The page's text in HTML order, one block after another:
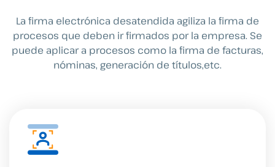
La firma electrónica desatendida agiliza la firma de
procesos que deben ir firmados por la empresa. Se
puede aplicar a procesos como la firma de facturas,
nóminas, generación de títulos,etc.